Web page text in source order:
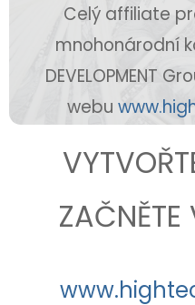
Celý affiliate
mnohonárodní
DEVELOPMENT
webu
ZAČNĚTE